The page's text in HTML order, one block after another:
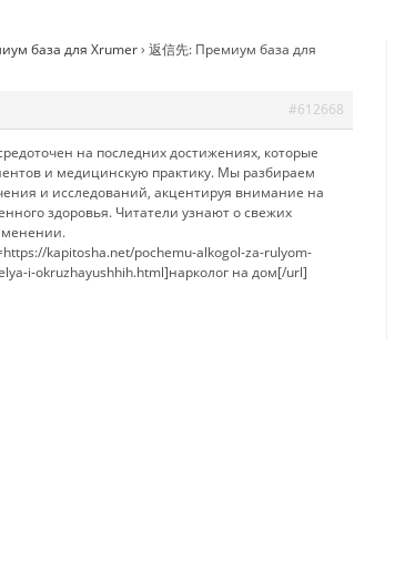
база для Xrumer› 返信先: Премиум база для
#612668
на последних достижениях, которые
и медицинскую практику. Мы разбираем
и исследований, акцентируя внимание на
здоровья. Читатели узнают о свежих
kapitosha.net/pochemu-alkogol-za-rulyom-
i-okruzhayushhih.html]нарколог на дом[/url]